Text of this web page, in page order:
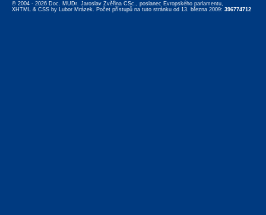
© 2004 - 2026 Doc. MUDr. Jaroslav Zvěřina CSc., poslanec Evropského parlamentu,
XHTML & CSS by Lubor Mrázek. Počet přístupů na tuto stránku od 13. března 2009: 396774712